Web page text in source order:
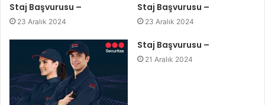
Staj Başvurusu –
23 Aralık 2024
Staj Başvurusu –
23 Aralık 2024
Staj Başvurusu –
21 Aralık 2024